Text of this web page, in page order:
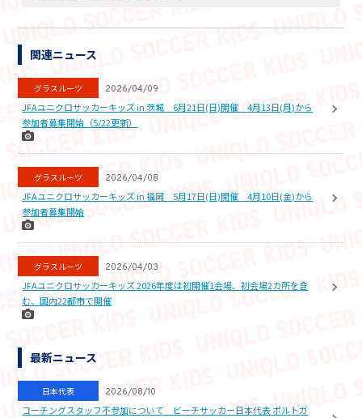
関連ニュース
グラスルーツ 2026/04/09
JFAユニクロサッカーキッズ in 茨城 6月21日(日)開催 4月13日(月)から
参加者募集開始（5/22更新）
グラスルーツ 2026/04/08
JFAユニクロサッカーキッズ in 福岡 5月17日(日)開催 4月10日(金)から
参加者募集開始
グラスルーツ 2026/04/03
JFAユニクロサッカーキッズ 2026年度は初開催1会場、初会場2カ所を含
む、国内22都市で開催
最新ニュース
日本代表 2026/08/10
コーチングスタッフ不参加について ビーチサッカー日本代表 ポルトガ